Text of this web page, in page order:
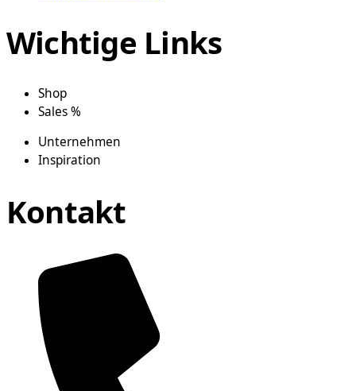
Wichtige Links
Shop
Sales %
Unternehmen
Inspiration
Kontakt